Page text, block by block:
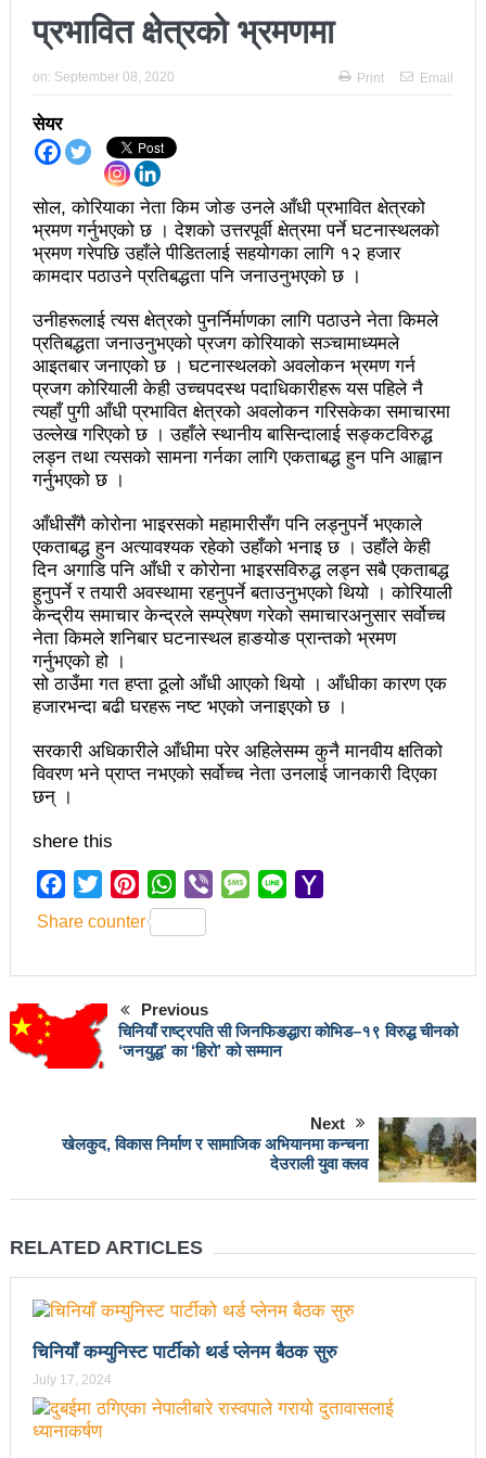
अझ सुदृढ बनाएको छः प्रचण्ड
छिटफुटबाहेक शान्तिपूर्ण रुपमा मतदान सम्पन्न
आज प्रतिनिधिसभा सदस्य निर्वाचनः देशैभर मतदान जारी
बैतडीमा जन्तिबस दुर्घटनाः १३ जनाको मृत्यु
कविता – अपजश
पुरस्कार वितरणबिनै काउन्सिलले सम्पन्न गर्‍यो वार्षिकोत्सव
हितेन्द्रदेव शाक्यलाई पद छाड्नुपर्ने नैतिक दबाबः समय बुझेर
बाटो खुलाउन मन्त्री घिसिङको म्यासेज
खतिवडाको नयाँ गीत जमाना आजकाल
सहनशीलताको ब्रेक
राममाया च्यामिनीसँग दशरथ चन्दको अनुरोध – प्रेमविनोद नन्दन
चलचित्र विकास बोर्डका नवनियुक्त सदस्य गणेश सुवेदीलाई
आइएनएनएफद्वारा सम्मान
एनआरएनए बेलायतको अध्यक्षमा जिलिङका पुडासैनी
महानगर यातायातले थप्यो १२ वटा विद्युतीय बस
गणेश पण्डितको कवितासङ्ग्रह कालापानी लोकार्पण
फोहोरमैला व्यवस्थापन संघ नेपालको अध्यक्षमा नुवाकोटका घिमिरे
निर्वाचित
कविता – सुख भोग
लोकतान्त्रिक सहिद सन्तति वृत्ति कोष स्थापनाः सहिदका
बालबालिकाको शिक्षामा खर्च हुने
महिनावारी स्वच्छताका लागि ३९२ साइकल यात्रीको
सचेतनामूलक र्‍याली
नवलपरासी काठमाडौँ सम्पर्क समन्वय समितिको अध्यक्षमा
राजावादीको आन्दोलनः आगलागीमा पत्रकारको मृत्यु
कर्फ्यु लागे पनि तीनकुने क्षेत्र अझै अशान्तः सडकमा सेना
राजावादीको प्रदर्शन थप उग्रः केही स्थानमा कर्फ्यु आदेश
काठमाडौँमा माओवादीको नेतृत्वमा विशाल जनप्रदर्शन
राजावादी र प्रहरीबिच झडपः तीनकुने-वानेश्वर क्षेत्र तनावग्रस्त
लव प्याकुरेलद्वारा निर्देशित वृत्तचित्र ‘गर्ल्स रिराइटिङ डेस्टीनी’
लाई अडियन्स च्वाइस अवार्ड
प्रभावित क्षेत्रको भ्रमणमा
on: September 08, 2020 Print Email
सेयर
सोल, कोरियाका नेता किम जोङ उनले आँधी प्रभावित क्षेत्रको
भ्रमण गर्नुभएको छ । देशको उत्तरपूर्वी क्षेत्रमा पर्ने घटनास्थलको
भ्रमण गरेपछि उहाँले पीडितलाई सहयोगका लागि १२ हजार
कामदार पठाउने प्रतिबद्धता पनि जनाउनुभएको छ ।
उनीहरूलाई त्यस क्षेत्रको पुनर्निर्माणका लागि पठाउने नेता किमले
प्रतिबद्धता जनाउनुभएको प्रजग कोरियाको सञ्चामाध्यमले
आइतबार जनाएको छ । घटनास्थलको अवलोकन भ्रमण गर्न
प्रजग कोरियाली केही उच्चपदस्थ पदाधिकारीहरू यस पहिले नै
त्यहाँ पुगी आँधी प्रभावित क्षेत्रको अवलोकन गरिसकेका समाचारमा
उल्लेख गरिएको छ । उहाँले स्थानीय बासिन्दालाई सङ्कटविरुद्ध
लड्न तथा त्यसको सामना गर्नका लागि एकताबद्ध हुन पनि आह्वान
गर्नुभएको छ ।
आँधीसँगै कोरोना भाइरसको महामारीसँग पनि लड्नुपर्ने भएकाले
एकताबद्ध हुन अत्यावश्यक रहेको उहाँको भनाइ छ । उहाँले केही
दिन अगाडि पनि आँधी र कोरोना भाइरसविरुद्ध लड्न सबै एकताबद्ध
हुनुपर्ने र तयारी अवस्थामा रहनुपर्ने बताउनुभएको थियो । कोरियाली
केन्द्रीय समाचार केन्द्रले सम्प्रेषण गरेको समाचारअनुसार सर्वोच्च
नेता किमले शनिबार घटनास्थल हाङयोङ प्रान्तको भ्रमण
गर्नुभएको हो ।
सो ठाउँमा गत हप्ता ठूलो आँधी आएको थियो । आँधीका कारण एक
हजारभन्दा बढी घरहरू नष्ट भएको जनाइएको छ ।
सरकारी अधिकारीले आँधीमा परेर अहिलेसम्म कुनै मानवीय क्षतिको
विवरण भने प्राप्त नभएको सर्वोच्च नेता उनलाई जानकारी दिएका
छन् ।
shere this
Facebook
TwitterPinterestWhatsApp
Viber Message
Line
Share counter
Previous
चिनियाँ राष्ट्रपति सी जिनफिङद्धारा कोभिड–१९ विरुद्ध चीनको
‘जनयुद्ध’ का ‘हिरो’ को सम्मान
Next
खेलकुद, विकास निर्माण र सामाजिक अभियानमा कन्चना
देउराली युवा क्लव
RELATED ARTICLES
चिनियाँ कम्युनिस्ट पार्टीको थर्ड प्लेनम बैठक सुरु
July 17, 2024